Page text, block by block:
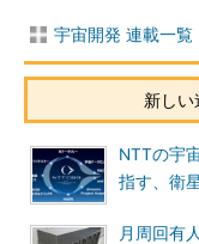
宇宙開発 連載一覧
新し
NTTの宇
指す、衛
月周回有